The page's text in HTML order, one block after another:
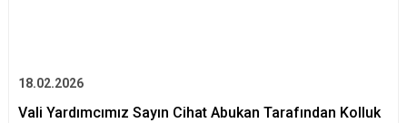
18.02.2026
Vali Yardımcımız Sayın Cihat Abukan Tarafından Kolluk